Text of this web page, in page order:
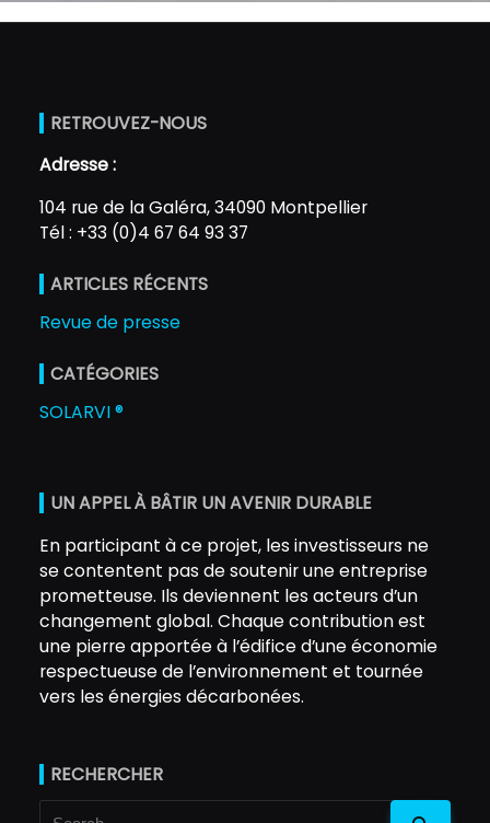
RETROUVEZ-NOUS
Adresse :
104 rue de la Galéra, 34090 Montpellier
Tél : +33 (0)4 67 64 93 37
ARTICLES RÉCENTS
Revue de presse
CATÉGORIES
SOLARVI ®
UN APPEL À BÂTIR UN AVENIR DURABLE
En participant à ce projet, les investisseurs ne
se contentent pas de soutenir une entreprise
prometteuse. Ils deviennent les acteurs d’un
changement global. Chaque contribution est
une pierre apportée à l’édifice d’une économie
respectueuse de l’environnement et tournée
vers les énergies décarbonées.
RECHERCHER
Search